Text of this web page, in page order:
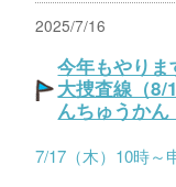
2025/7/16
今年もやり
大捜査線（8/
んちゅうかん
7/17（木）10時～